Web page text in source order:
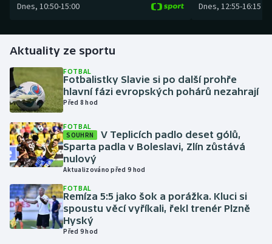
Gymnastika
Házená
Jezdectví
Judo
Krasobruslení
Lezení
Lyže a snowboard
Dnes, 10:50-15:00 Dnes, 12:55-16:15
Aktuality ze sportu
FOTBAL
Fotbalistky Slavie si po další prohře
hlavní fázi evropských pohárů nezahrají
Před 8 hod
FOTBAL
SOUHRN
V Teplicích padlo deset gólů,
Sparta padla v Boleslavi, Zlín zůstává
nulový
Aktualizováno před 9 hod
FOTBAL
Remíza 5:5 jako šok a porážka. Kluci si
spoustu věcí vyříkali, řekl trenér Plzně
Hyský
Před 9 hod